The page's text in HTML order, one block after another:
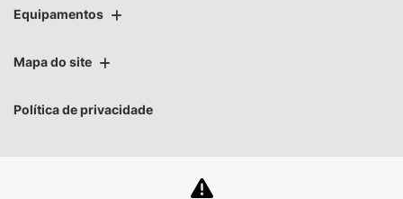
Equipamentos
Mapa do site
Política de privacidade